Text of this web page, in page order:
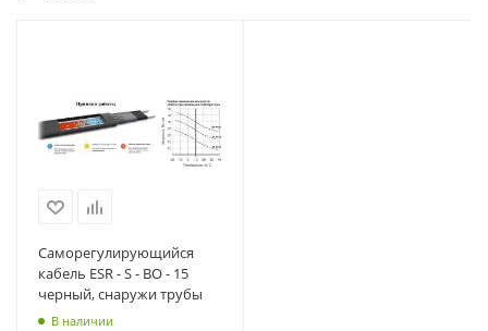
Саморегулирующийся
кабель ESR - S - BO - 15
черный, снаружи трубы
В наличии